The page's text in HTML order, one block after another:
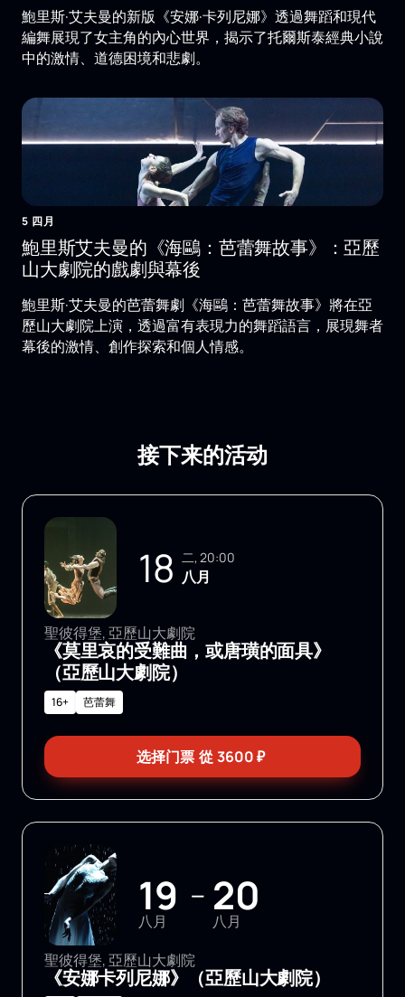
鮑里斯·艾夫曼的新版《安娜·卡列尼娜》透過舞蹈和現代
編舞展現了女主角的內心世界，揭示了托爾斯泰經典小說
中的激情、道德困境和悲劇。
5 四月
鮑里斯艾夫曼的《海鷗：芭蕾舞故事》：亞歷
山大劇院的戲劇與幕後
鮑里斯·艾夫曼的芭蕾舞劇《海鷗：芭蕾舞故事》將在亞
歷山大劇院上演，透過富有表現力的舞蹈語言，展現舞者
幕後的激情、創作探索和個人情感。
接下来的活动
18 二, 20:00
八月
聖彼得堡, 亞歷山大劇院
《莫里哀的受難曲，或唐璜的面具》
（亞歷山大劇院）
16+ 芭蕾舞
选择门票 從3600₽
19
八月
— 20
八月
聖彼得堡, 亞歷山大劇院
《安娜卡列尼娜》（亞歷山大劇院）